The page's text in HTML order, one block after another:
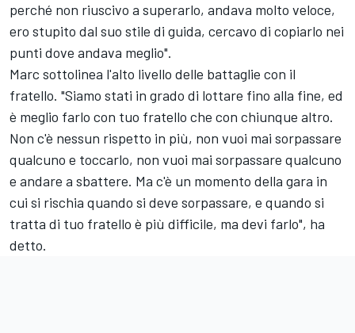
perché non riuscivo a superarlo, andava molto veloce,
ero stupito dal suo stile di guida, cercavo di copiarlo nei
punti dove andava meglio".
Marc sottolinea l'alto livello delle battaglie con il
fratello. "Siamo stati in grado di lottare fino alla fine, ed
è meglio farlo con tuo fratello che con chiunque altro.
Non c'è nessun rispetto in più, non vuoi mai sorpassare
qualcuno e toccarlo, non vuoi mai sorpassare qualcuno
e andare a sbattere. Ma c'è un momento della gara in
cui si rischia quando si deve sorpassare, e quando si
tratta di tuo fratello è più difficile, ma devi farlo", ha
detto.